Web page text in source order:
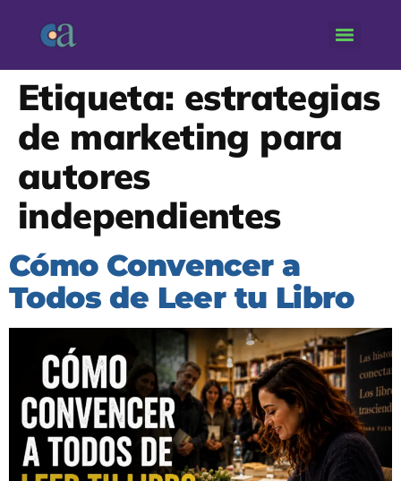
Etiqueta: estrategias
de marketing para
autores
independientes
Cómo Convencer a
Todos de Leer tu Libro